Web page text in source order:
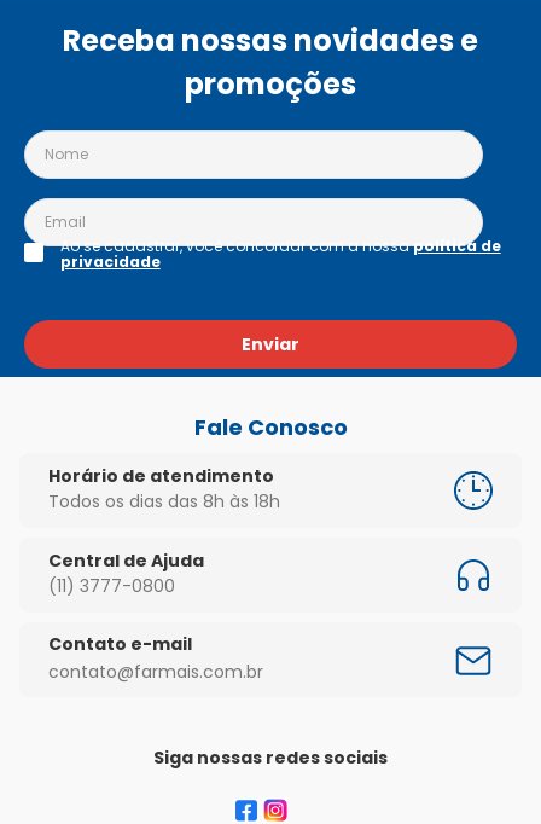
Receba nossas novidades e
promoções
Enviar
Ao se cadastrar, você concordar com a nossapolítica de
privacidade
Fale Conosco
Horário de atendimento
Todos os dias das 8h às 18h
Central de Ajuda
(11) 3777-0800
Contato e-mail
contato@farmais.com.br
Siga nossas redes sociais